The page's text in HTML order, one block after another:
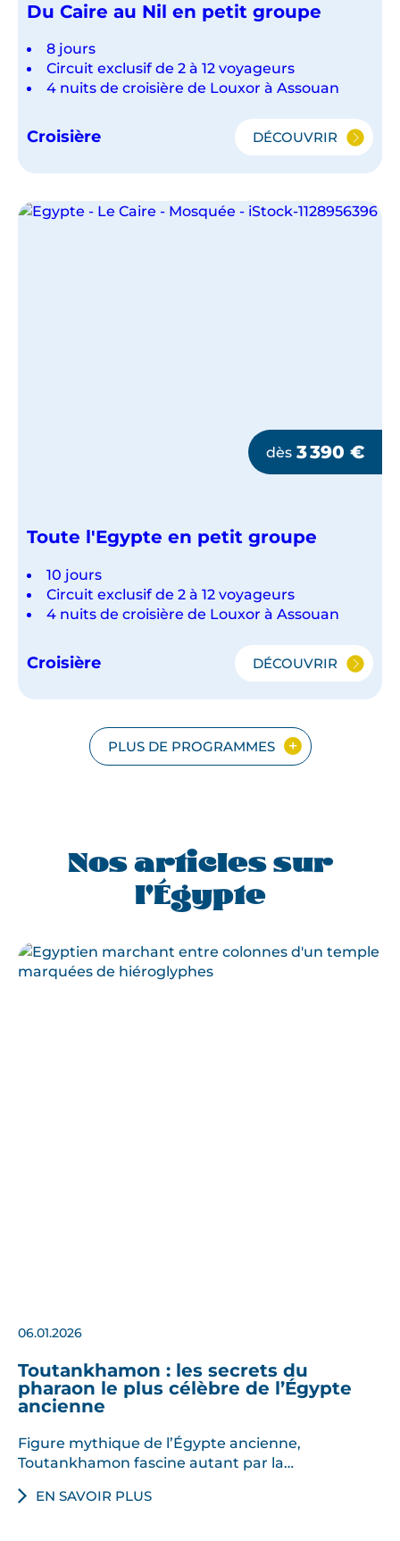
Du Caire au Nil en petit groupe
8 jours
Circuit exclusif de 2 à 12 voyageurs
4 nuits de croisière de Louxor à Assouan
Croisière DÉCOUVRIR
DU
NIL
EN
dès 3 390 €
Toute l'Egypte en petit groupe
10 jours
Circuit exclusif de 2 à 12 voyageurs
4 nuits de croisière de Louxor à Assouan
Croisière DÉCOUVRIR
TOUTE
PETIT
GROUPE
PLUS DE PROGRAMMES
Nos articles sur
l'Égypte
06.01.2026
Toutankhamon : les secrets du
pharaon le plus célèbre de l’Égypte
ancienne
Figure mythique de l’Égypte ancienne,
Toutankhamon fascine autant par la…
EN SAVOIR PLUS